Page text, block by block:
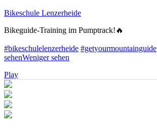
Bikeschule Lenzerheide
Bikeguide-Training im Pumptrack!🔥
#bikeschulelenzerheide #getyourmountainguide
sehenWeniger sehen
Play